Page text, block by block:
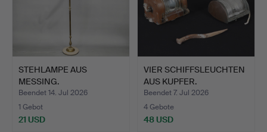
STEHLAMPE AUS
MESSING.
Beendet 14. Jul 2026
1 Gebot
21 USD
VIER SCHIFFSLEUCHTEN
AUS KUPFER.
Beendet 7. Jul 2026
4 Gebote
48 USD